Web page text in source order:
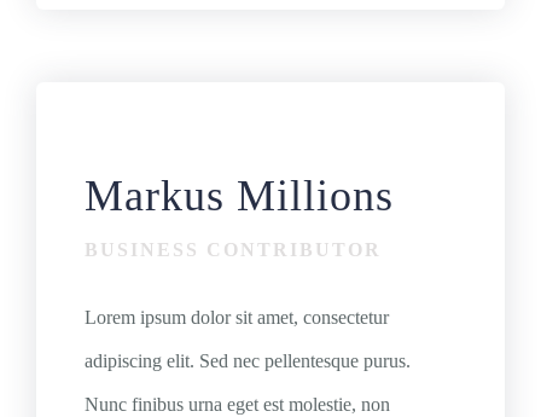
Markus Millions
BUSINESS CONTRIBUTOR
Lorem ipsum dolor sit amet, consectetur
adipiscing elit. Sed nec pellentesque purus.
Nunc finibus urna eget est molestie, non